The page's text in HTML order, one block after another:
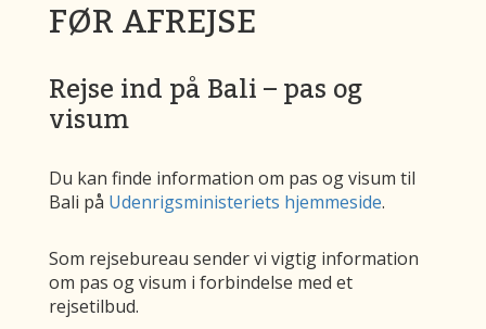
FØR AFREJSE
Rejse ind på Bali – pas og
visum
Du kan finde information om pas og visum til
Bali på Udenrigsministeriets hjemmeside.
Som rejsebureau sender vi vigtig information
om pas og visum i forbindelse med et
rejsetilbud.